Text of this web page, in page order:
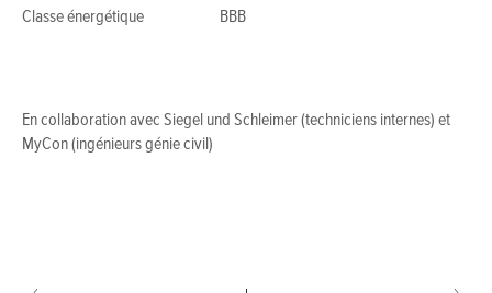
Classe énergétique
BBB
En collaboration avec Siegel und Schleimer (techniciens internes) et
MyCon (ingénieurs génie civil)